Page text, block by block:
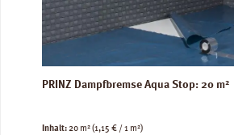
PRINZ Dampfbremse Aqua Stop: 20 m²
Inhalt:20 m²(1,15 € / 1 m²)